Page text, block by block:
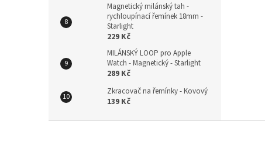
Magnetický milánský tah -
rychloupínací řemínek 18mm -
Starlight
229 Kč
MILÁNSKÝ LOOP pro Apple
Watch - Magnetický - Starlight
289 Kč
Zkracovač na řemínky - Kovový
139 Kč